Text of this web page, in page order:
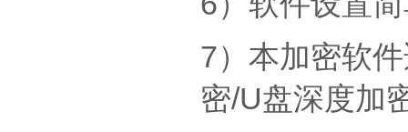
7）本加密软
密/U盘深度加